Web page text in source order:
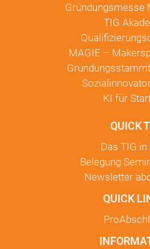
Gründungsmesse
TIG
MAGIE –
KI für
QUICK
Das TIG in
Belegung
Newsletter
QUICK